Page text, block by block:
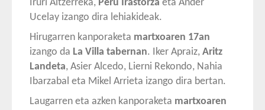
Iruri Altzerreka, Peru Irastorza eta Ander
Ucelay izango dira lehiakideak.
Hirugarren kanporaketa martxoaren 17an
izango da La Villa tabernan. Iker Apraiz, Aritz
Landeta, Asier Alcedo, Lierni Rekondo, Nahia
Ibarzabal eta Mikel Arrieta izango dira bertan.
Laugarren eta azken kanporaketa martxoaren